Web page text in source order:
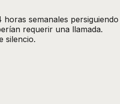
semanales persiguiendo
requerir una llamada.
silencio.